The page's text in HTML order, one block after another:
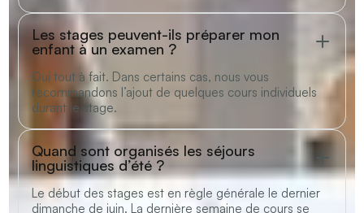
Les stages peuvent-ils préparer mon
enfant à un examen ?
Oui tout à fait. Dans certains cas, nous vous
recommandons l’ajout de quelques cours individuels
durant le stage.
Quand sont organisés les séjours
linguistiques d’été ?
Le début des stages est en règle générale le dernier
dimanche de juin. La dernière semaine de cours se